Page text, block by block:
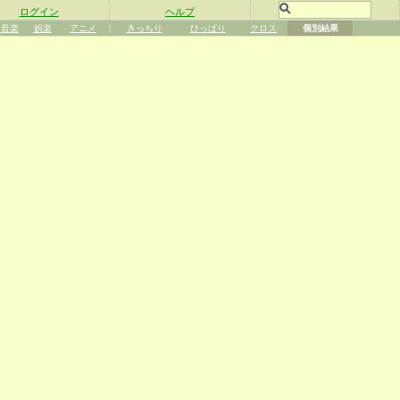
ログイン ヘルプ
音楽 娯楽 アニメ | きっちり ひっぱり クロス 個別結果